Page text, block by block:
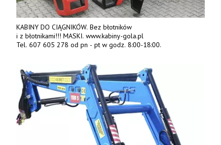
KABINY DO CIĄGNIKÓW. Bez błotników
i z błotnikami!!! MASKI. www.kabiny-gola.pl
Tel. 607 605 278 od pn - pt w godz. 8:00-18:00.